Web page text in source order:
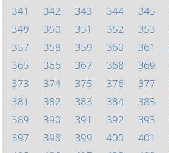
341
342 343 344 345
349
350 351 352 353
357
358 359 360 361
365
366 367 368 369
373
374 375 376 377
381
382 383 384 385
389
390 391 392 393
397
398 399 400 401